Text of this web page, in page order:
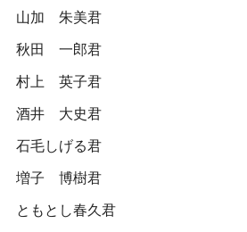
山加 朱美君
秋田 一郎君
村上 英子君
酒井 大史君
石毛しげる君
増子 博樹君
ともとし春久君